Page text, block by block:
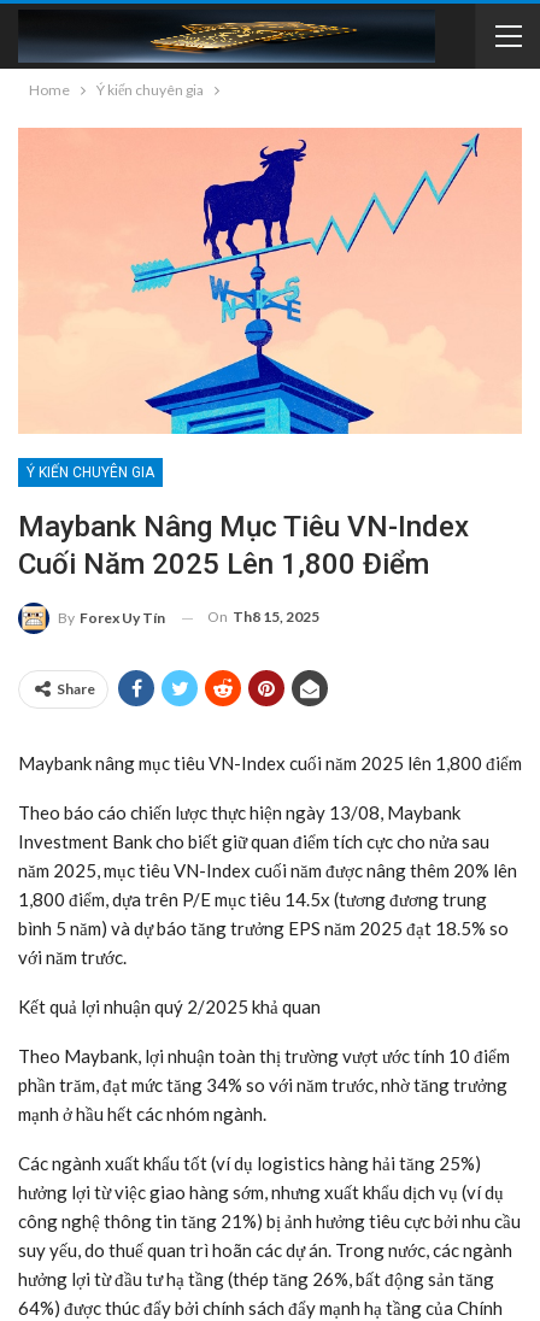
Home Ý kiến chuyên gia
Ý KIẾN CHUYÊN GIA
Maybank Nâng Mục Tiêu VN-Index
Cuối Năm 2025 Lên 1,800 Điểm
By Forex Uy Tín On Th8 15, 2025
Share
Maybank nâng mục tiêu VN-Index cuối năm 2025 lên 1,800 điểm
Theo báo cáo chiến lược thực hiện ngày 13/08, Maybank
Investment Bank cho biết giữ quan điểm tích cực cho nửa sau
năm 2025, mục tiêu VN-Index cuối năm được nâng thêm 20% lên
1,800 điểm, dựa trên P/E mục tiêu 14.5x (tương đương trung
bình 5 năm) và dự báo tăng trưởng EPS năm 2025 đạt 18.5% so
với năm trước.
Kết quả lợi nhuận quý 2/2025 khả quan
Theo Maybank, lợi nhuận toàn thị trường vượt ước tính 10 điểm
phần trăm, đạt mức tăng 34% so với năm trước, nhờ tăng trưởng
mạnh ở hầu hết các nhóm ngành.
Các ngành xuất khẩu tốt (ví dụ logistics hàng hải tăng 25%)
hưởng lợi từ việc giao hàng sớm, nhưng xuất khẩu dịch vụ (ví dụ
công nghệ thông tin tăng 21%) bị ảnh hưởng tiêu cực bởi nhu cầu
suy yếu, do thuế quan trì hoãn các dự án. Trong nước, các ngành
hưởng lợi từ đầu tư hạ tầng (thép tăng 26%, bất động sản tăng
64%) được thúc đẩy bởi chính sách đẩy mạnh hạ tầng của Chính